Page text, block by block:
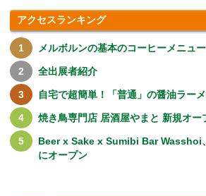
アクセスランキング
メルボルンの基本のコーヒーメニュー
全出展者紹介
自宅で超簡単！「普通」の醤油ラー
焼き鳥専門店 居酒屋やまと 新規オー
Beer x Sake x Sumibi Bar Wasshoi
にオープン